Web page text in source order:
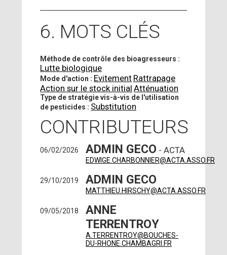
6. MOTS CLÉS
Méthode de contrôle des bioagresseurs :
Lutte biologique
Mode d'action : Evitement Rattrapage
Action sur le stock initial Atténuation
Type de stratégie vis-à-vis de l'utilisation
de pesticides : Substitution
CONTRIBUTEURS
06/02/2026 ADMIN GECO - ACTA
EDWIGE.CHARBONNIER@ACTA.ASSO.FR
29/10/2019 ADMIN GECO
MATTHIEU.HIRSCHY@ACTA.ASSO.FR
09/05/2018
ANNE
TERRENTROY
A.TERRENTROY@BOUCHES-
DU-RHONE.CHAMBAGRI.FR